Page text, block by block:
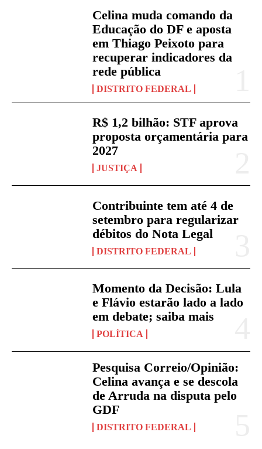
Celina muda comando da
Educação do DF e aposta
em Thiago Peixoto para
recuperar indicadores da
rede pública
DISTRITO FEDERAL
R$ 1,2 bilhão: STF aprova
proposta orçamentária para
2027
JUSTIÇA
Contribuinte tem até 4 de
setembro para regularizar
débitos do Nota Legal
DISTRITO FEDERAL
Momento da Decisão: Lula
e Flávio estarão lado a lado
em debate; saiba mais
POLÍTICA
Pesquisa Correio/Opinião:
Celina avança e se descola
de Arruda na disputa pelo
GDF
DISTRITO FEDERAL